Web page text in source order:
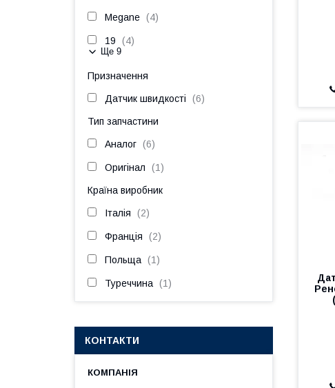
Megane 4
19 4
Ще 9
Призначення
Датчик швидкості 6
Тип запчастини
Аналог 6
Оригінал 1
Країна виробник
Італія 2
Франція 2
Польща 1
Туреччина 1
КОНТАКТИ